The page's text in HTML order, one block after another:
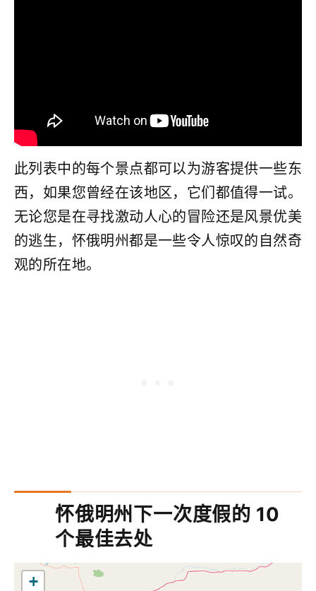
此列表中的每个景点都可以为游客提供一些东
西，如果您曾经在该地区，它们都值得一试。
无论您是在寻找激动人心的冒险还是风景优美
的逃生，怀俄明州都是一些令人惊叹的自然奇
观的所在地。
怀俄明州下一次度假的 10
个最佳去处
+